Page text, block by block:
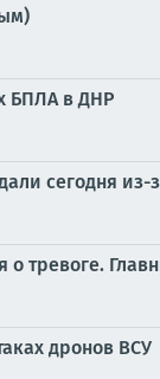
БПЛА в ДНР
сегодня
тревоге.
дронов ВСУ